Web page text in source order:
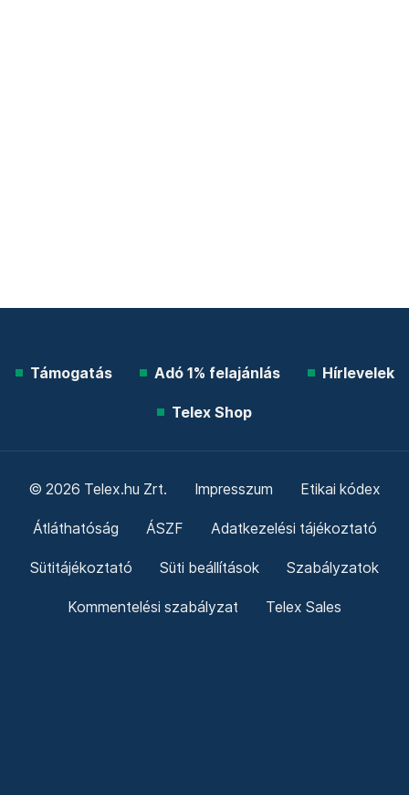
Támogatás Adó 1% felajánlás Hírlevelek
Telex Shop
© 2026 Telex.hu Zrt. Impresszum Etikai kódex
Átláthatóság ÁSZF Adatkezelési tájékoztató
Sütitájékoztató Süti beállítások Szabályzatok
Kommentelési szabályzat Telex Sales